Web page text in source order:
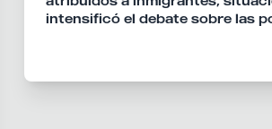
intensificó el debate sobre las